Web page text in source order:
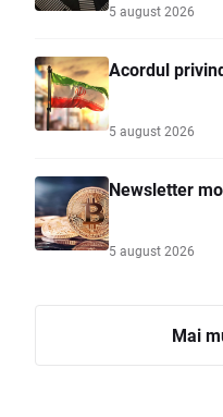
5 august 2026
Acordul
5 august 2026
Newsletter
5 august 2026
Mai